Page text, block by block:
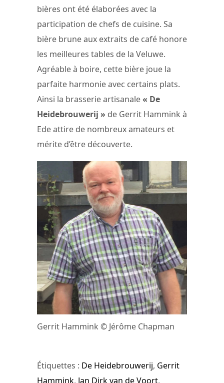
bières ont été élaborées avec la
participation de chefs de cuisine. Sa
bière brune aux extraits de café honore
les meilleures tables de la Veluwe.
Agréable à boire, cette bière joue la
parfaite harmonie avec certains plats.
Ainsi la brasserie artisanale« De
Heidebrouwerij » de Gerrit Hammink à
Ede attire de nombreux amateurs et
mérite d’être découverte.
Gerrit Hammink © Jérôme Chapman
Étiquettes : De Heidebrouwerij, Gerrit
Hammink, Jan Dirk van de Voort,